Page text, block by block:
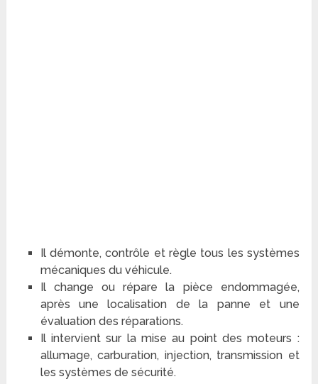
Il démonte, contrôle et règle tous les systèmes
mécaniques du véhicule.
Il change ou répare la pièce endommagée,
après une localisation de la panne et une
évaluation des réparations.
Il intervient sur la mise au point des moteurs :
allumage, carburation, injection, transmission et
les systèmes de sécurité.